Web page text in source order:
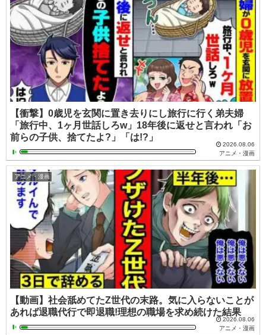
【衝撃】0歳児を玄関に置き去りにし旅行に行く弟夫婦
「旅行中、1ヶ月世話しろw」18年後に返せと言われ「お
前らの子供、捨てたよ?」「は!?」
2026.08.06
アニメ・漫画
アニメ・漫画
【動画】社会舐めてたZ世代の末路。気に入らないことが
あれば退職代行で即退職!理想の職場を求め続けた結果
2026.08.06
アニメ・漫画